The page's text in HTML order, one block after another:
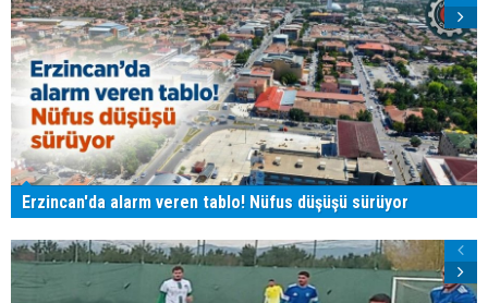
Erzincan'da alarm veren tablo! Nüfus düşüşü sürüyor